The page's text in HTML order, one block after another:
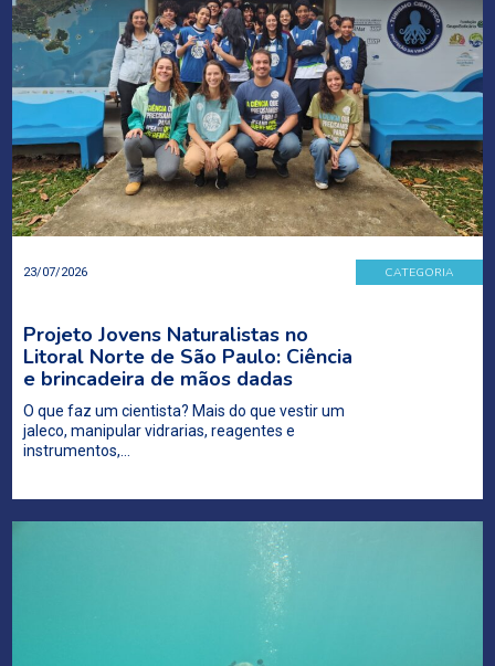
23/07/2026 CATEGORIA
Projeto Jovens Naturalistas no
Litoral Norte de São Paulo: Ciência
e brincadeira de mãos dadas
O que faz um cientista? Mais do que vestir um
jaleco, manipular vidrarias, reagentes e
instrumentos,…